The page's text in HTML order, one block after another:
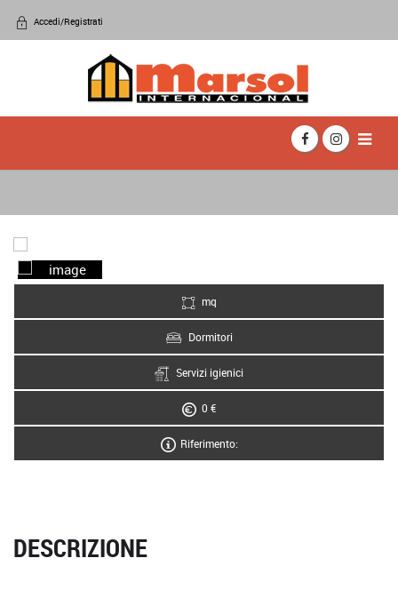
Accedi/Registrati
mq
Dormitori
Servizi igienici
0 €
Riferimento:
DESCRIZIONE